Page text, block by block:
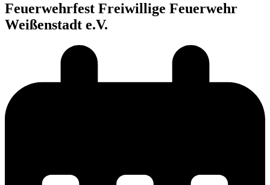
Feu­er­wehr­fest Frei­wil­li­ge Feu­er­wehr
Wei­ßen­stadt e.V.